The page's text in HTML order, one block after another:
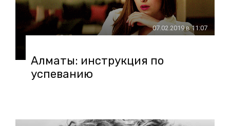
07.02.2019 в 11:07
Алматы: инструкция по
успеванию